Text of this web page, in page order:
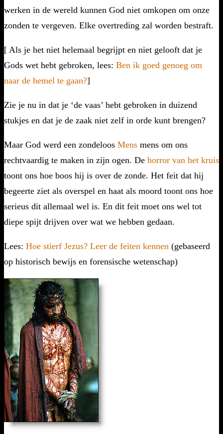
werken in de wereld kunnen God niet omkopen om onze
zonden te vergeven. Elke overtreding zal worden bestraft.
[ Als je het niet helemaal begrijpt en niet gelooft dat je
Gods wet hebt gebroken, lees: Ben ik goed genoeg om
naar de hemel te gaan?]
Zie je nu in dat je ‘de vaas’ hebt gebroken in duizend
stukjes en dat je de zaak niet zelf in orde kunt brengen?
Maar God werd een zondeloos Mens mens om ons
rechtvaardig te maken in zijn ogen. De horror van het kruis
toont ons hoe boos hij is over de zonde. Het feit dat hij
begeerte ziet als overspel en haat als moord toont ons hoe
serieus dit allemaal wel is. En dit feit moet ons wel tot
diepe spijt drijven over wat we hebben gedaan.
Lees: Hoe stierf Jezus? Leer de feiten kennen (gebaseerd
op historisch bewijs en forensische wetenschap)